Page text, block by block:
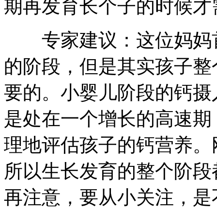
期再发育长个子的时候
专家建议：这位妈妈
的阶段，但是其实孩子
要的。小婴儿阶段的钙
是处在一个增长的高速
理地评估孩子的钙营养
所以生长发育的整个阶
再注意，要从小关注，